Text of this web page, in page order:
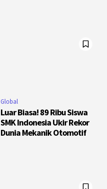
Global
Luar Biasa! 89 Ribu Siswa
SMK Indonesia Ukir Rekor
Dunia Mekanik Otomotif